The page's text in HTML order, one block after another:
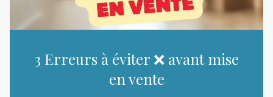
3 Erreurs à éviter ❌ avant mise
en vente